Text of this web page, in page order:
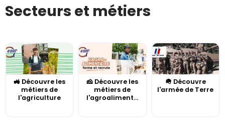
Secteurs et métiers
🚜 Découvre les
métiers de
l'agriculture
🧀 Découvre les
métiers de
l'agroaliment...
🪖 Découvre
l'armée de Terre